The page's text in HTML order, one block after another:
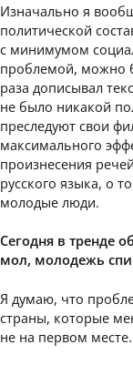
Изначально я
политической
с минимумом
проблемой, можно
раза дописывал
не было никакой
преследуют свои
максимального
произнесения
русского языка, о
молодые люди.
Сегодня в тренде
мол, молодежь
Я думаю, что
страны, которые
не на первом месте.